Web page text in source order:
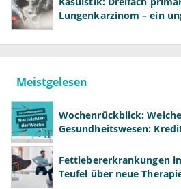
Lungenkarzinom – ein
Meistgelesen
Wochenrückblick:
Gesundheitswesen:
Fettlebererkrankungen
Teufel über neue